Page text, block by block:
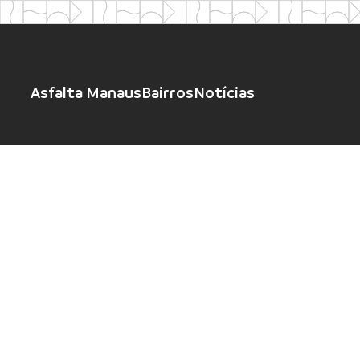
Asfalta ManausBairrosNotícias